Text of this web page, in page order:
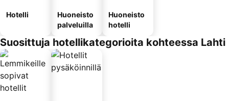
Hotelli
Huoneisto
palveluilla
Huoneisto
hotelli
Suosittuja hotellikategorioita kohteessa Lahti